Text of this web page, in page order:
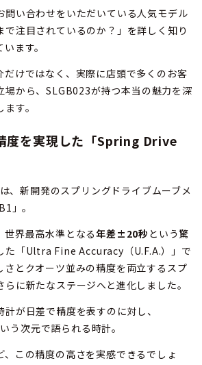
問い合わせをいただいている人気モデル
で注目されているのか？」を詳しく知り
ます。
だけではなく、実際に店頭で多くのお客
場から、SLGB023が持つ本当の魅力を深
す。
度を実現した「Spring Drive
、新開発のスプリングドライブムーブメ
」。
世界最高水準となる年差±20秒 という驚
た「Ultra Fine Accuracy（U.F.A.）」で
さとクオーツ並みの精度を両立するスプ
に新たなステージへと進化しました。
が日差で精度を表すのに対し、
う次元で語られる時計。
、この精度の高さを実感できるでしょ